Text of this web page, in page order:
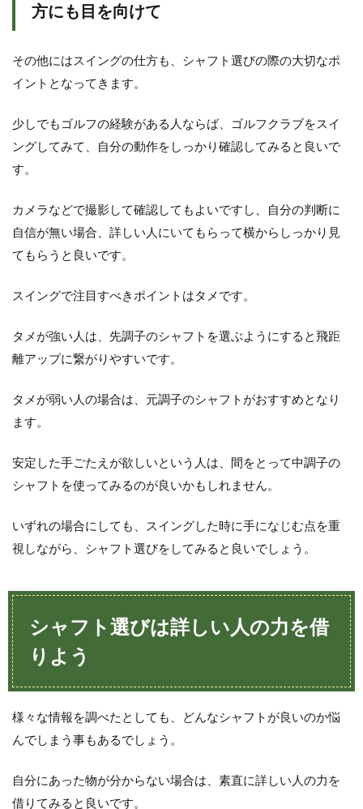
方にも目を向けて
その他にはスイングの仕方も、シャフト選びの際の大切なポ
イントとなってきます。
少しでもゴルフの経験がある人ならば、ゴルフクラブをスイ
ングしてみて、自分の動作をしっかり確認してみると良いで
す。
カメラなどで撮影して確認してもよいですし、自分の判断に
自信が無い場合、詳しい人にいてもらって横からしっかり見
てもらうと良いです。
スイングで注目すべきポイントはタメです。
タメが強い人は、先調子のシャフトを選ぶようにすると飛距
離アップに繋がりやすいです。
タメが弱い人の場合は、元調子のシャフトがおすすめとなり
ます。
安定した手ごたえが欲しいという人は、間をとって中調子の
シャフトを使ってみるのが良いかもしれません。
いずれの場合にしても、スイングした時に手になじむ点を重
視しながら、シャフト選びをしてみると良いでしょう。
シャフト選びは詳しい人の力を借
りよう
様々な情報を調べたとしても、どんなシャフトが良いのか悩
んでしまう事もあるでしょう。
自分にあった物が分からない場合は、素直に詳しい人の力を
借りてみると良いです。